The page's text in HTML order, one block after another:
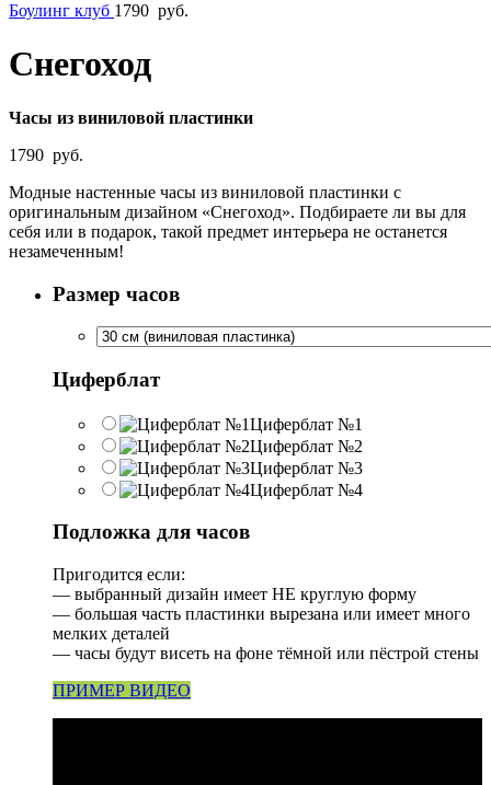
Боулинг клуб 1790 руб.
Снегоход
Часы из виниловой пластинки
1790 руб.
Модные настенные часы из виниловой пластинки с
оригинальным дизайном «Снегоход». Подбираете ли вы для
себя или в подарок, такой предмет интерьера не останется
незамеченным!
Размер часов
Циферблат
Циферблат №1
Циферблат №2
Циферблат №3
Циферблат №4
Подложка для часов
Пригодится если:
— выбранный дизайн имеет НЕ круглую форму
— большая часть пластинки вырезана или имеет много
мелких деталей
— часы будут висеть на фоне тёмной или пёстрой стены
ПРИМЕР ВИДЕО